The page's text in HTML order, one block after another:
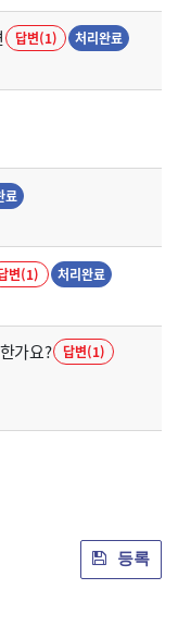
답변(1) 처리완료
료
변(1) 처리완료
가요?
답변(1)
등록